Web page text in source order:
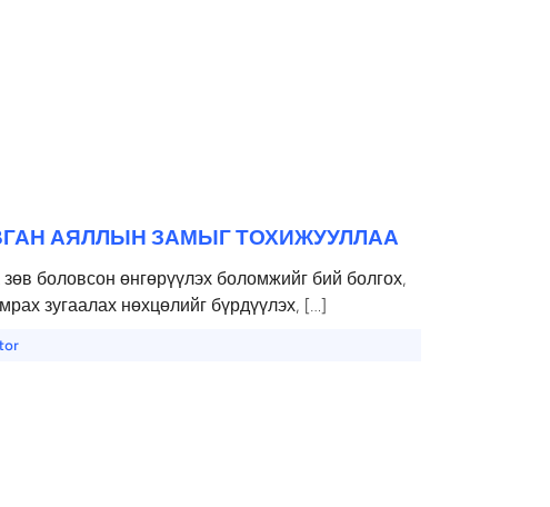
АЯЛЛЫН ЗАМЫГ ТОХИЖУУЛЛАА
боловсон өнгөрүүлэх боломжийг бий болгох,
зугаалах нөхцөлийг бүрдүүлэх, […]